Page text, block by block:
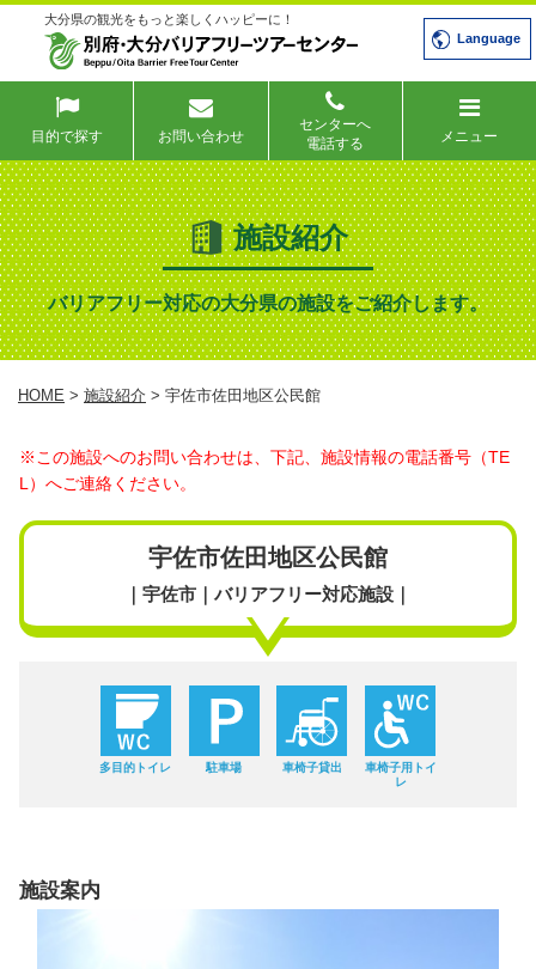
大分県の観光をもっと楽しくハッピーに！
Language
目的で探す お問い合わせ
センターへ
電話する
メニュー
施設紹介
バリアフリー対応の大分県の施設をご紹介します。
HOME > 施設紹介 > 宇佐市佐田地区公民館
※この施設へのお問い合わせは、下記、施設情報の電話番号（TE
L）へご連絡ください。
宇佐市佐田地区公民館
｜宇佐市｜バリアフリー対応施設｜
多目的トイレ 駐車場 車椅子貸出
車椅子用トイ
レ
施設案内